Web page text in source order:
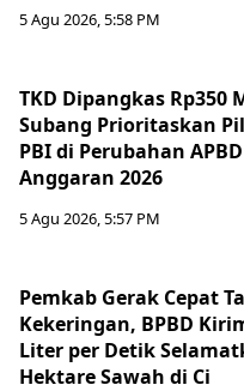
5 Agu 2026, 5:58 PM
TKD Dipangkas Rp350
Subang Prioritaskan
PBI di Perubahan
Anggaran 2026
5 Agu 2026, 5:57 PM
Pemkab Gerak Cepat
Kekeringan, BPBD
Liter per Detik
Hektare Sawah di Ci